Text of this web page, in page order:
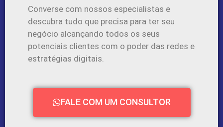
Converse com nossos especialistas e
descubra tudo que precisa para ter seu
negócio alcançando todos os seus
potenciais clientes com o poder das redes e
estratégias digitais.
FALE COM UM CONSULTOR